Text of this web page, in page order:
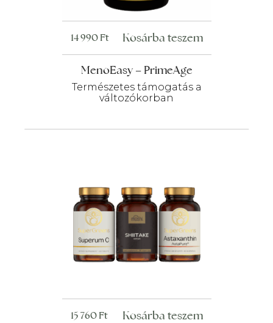
MenoEasy – PrimeAge
Természetes támogatás a
változókorban
14 990Ft Kosárba teszem
15 760Ft Kosárba teszem